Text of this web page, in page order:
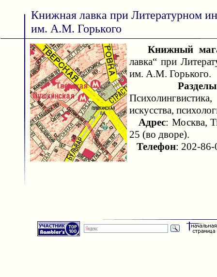
Книжная лавка при Литературном
им. А.М. Горького
Книжный
лавка“ при
им. А.М. Горького.
искусства,
Адрес: Москва,
25 (во дворе).
Телефон: 202-86-